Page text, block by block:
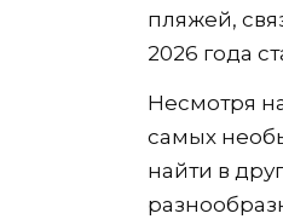
пляжей,
2026 года
Несмотря
самых
найти в